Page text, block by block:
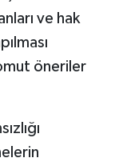
ve hak
öneriler